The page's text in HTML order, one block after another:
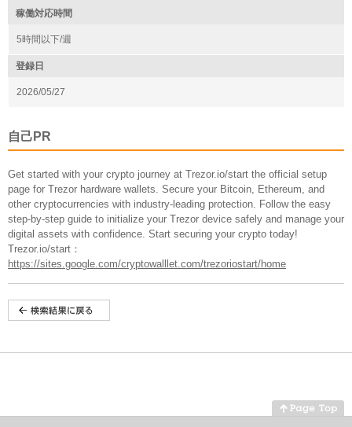
稼働対応時間
5時間以下/週
登録日
2026/05/27
自己PR
Get started with your crypto journey at Trezor.io/start the official setup
page for Trezor hardware wallets. Secure your Bitcoin, Ethereum, and
other cryptocurrencies with industry-leading protection. Follow the easy
step-by-step guide to initialize your Trezor device safely and manage your
digital assets with confidence. Start securing your crypto today!
Trezor.io/start：
https://sites.google.com/cryptowalllet.com/trezoriostart/home